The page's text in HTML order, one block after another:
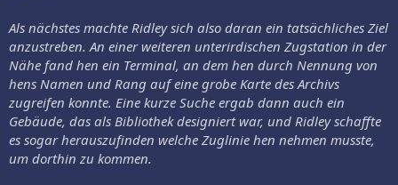
Als nächstes machte Ridley sich also daran ein tatsächliches Ziel
anzustreben. An einer weiteren unterirdischen Zugstation in der
Nähe fand hen ein Terminal, an dem hen durch Nennung von
hens Namen und Rang auf eine grobe Karte des Archivs
zugreifen konnte. Eine kurze Suche ergab dann auch ein
Gebäude, das als Bibliothek designiert war, und Ridley schaffte
es sogar herauszufinden welche Zuglinie hen nehmen musste,
um dorthin zu kommen.